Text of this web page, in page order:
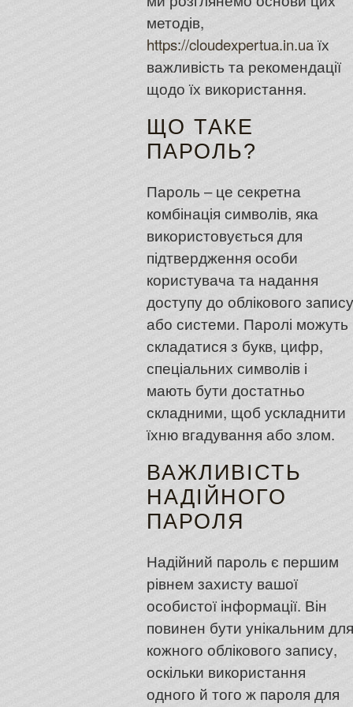
методів,
https://cloudexpertua.in.uaїх
важливість та рекомендації
щодо їх використання.
ЩО ТАКЕ
ПАРОЛЬ?
Пароль – це секретна
комбінація символів, яка
використовується для
підтвердження особи
користувача та надання
доступу до облікового запису
або системи. Паролі можуть
складатися з букв, цифр,
спеціальних символів і
мають бути достатньо
складними, щоб ускладнити
їхню вгадування або злом.
ВАЖЛИВІСТЬ
НАДІЙНОГО
ПАРОЛЯ
Надійний пароль є першим
рівнем захисту вашої
особистої інформації. Він
повинен бути унікальним для
кожного облікового запису,
оскільки використання
одного й того ж пароля для